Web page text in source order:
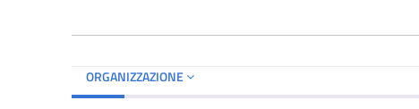
ORGANIZZAZIONE